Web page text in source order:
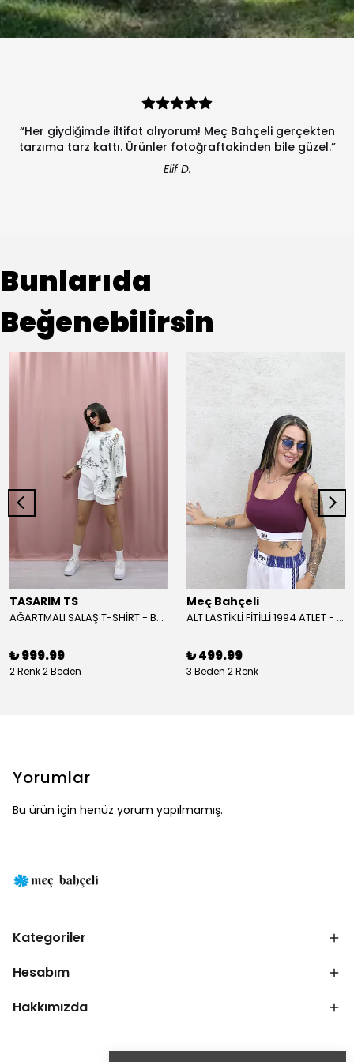
“Her giydiğimde iltifat alıyorum! Meç Bahçeli gerçekten
tarzıma tarz kattı. Ürünler fotoğraftakinden bile güzel.”
Elif D.
Bunlarıda
Beğenebilirsin
TASARIM TS
AĞARTMALI SALAŞ T-SHİRT - BEYAZ
₺ 999.99
2 Renk 2 Beden
Meç Bahçeli
ALT LASTİKLİ FİTİLLİ 1994 ATLET - BORDO
₺ 499.99
3 Beden 2 Renk
Yorumlar
Bu ürün için henüz yorum yapılmamış.
Kategoriler
Hesabım
Hakkımızda